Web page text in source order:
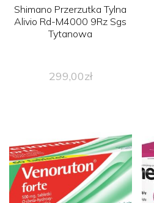
Shimano Przerzutka Tylna
Alivio Rd-M4000 9Rz Sgs
Tytanowa
299,00zł